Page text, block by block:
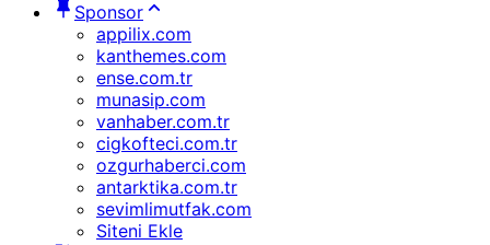
Sponsor
appilix.com
kanthemes.com
ense.com.tr
munasip.com
vanhaber.com.tr
cigkofteci.com.tr
ozgurhaberci.com
antarktika.com.tr
sevimlimutfak.com
Siteni Ekle